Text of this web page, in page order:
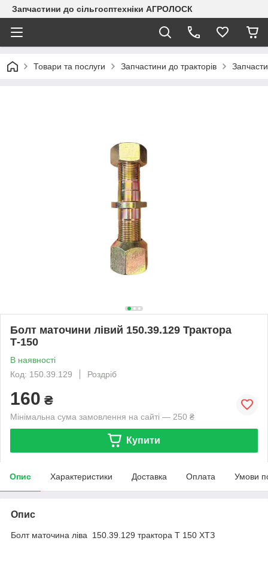
Запчастини до сільгосптехніки АГРОЛОСК
Товари та послуги Запчастини до тракторів
Болт маточини лівий 150.39.129 Трактора
Т-150
В наявності
Код: 150.39.129
Роздріб
160 ₴
Мінімальна сума замовлення на сайті — 250 ₴
Купити
Опис Характеристики Доставка Оплата Умови
Опис
Болт маточина ліва 150.39.129 трактора Т 150 ХТЗ